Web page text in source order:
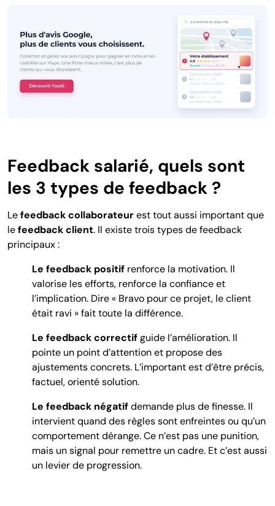
Feedback salarié, quels sont
les 3 types de feedback ?
Lefeedback collaborateurest tout aussi important que
lefeedback client. Il existe trois types de feedback
principaux :
Le feedback positif renforce la motivation. Il
valorise les efforts, renforce la confiance et
l’implication. Dire « Bravo pour ce projet, le client
était ravi » fait toute la différence.
Le feedback correctifguide l’amélioration. Il
pointe un point d’attention et propose des
ajustements concrets. L’important est d’être précis,
factuel, orienté solution.
Le feedback négatifdemande plus de finesse. Il
intervient quand des règles sont enfreintes ou qu’un
comportement dérange. Ce n’est pas une punition,
mais un signal pour remettre un cadre. Et c’est aussi
un levier de progression.